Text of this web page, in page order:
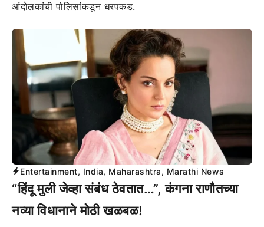
आंदोलकांची पोलिसांकडून धरपकड.
Entertainment, India, Maharashtra, Marathi News
“हिंदू मुली जेव्हा संबंध ठेवतात…”, कंगना राणौतच्या
नव्या विधानाने मोठी खळबळ!